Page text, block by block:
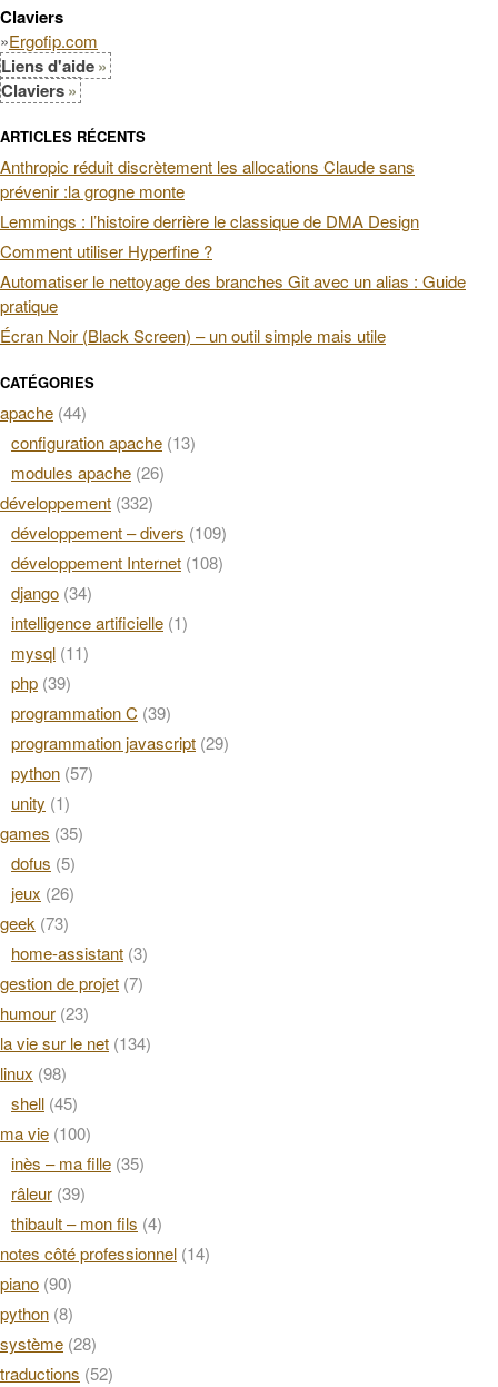
Claviers
»Ergofip.com
Liens d'aide
Claviers
ARTICLES RÉCENTS
Anthropic réduit discrètement les allocations Claude sans
prévenir :la grogne monte
Lemmings : l’histoire derrière le classique de DMA Design
Comment utiliser Hyperfine ?
Automatiser le nettoyage des branches Git avec un alias : Guide
pratique
Écran Noir (Black Screen) – un outil simple mais utile
CATÉGORIES
apache (44)
configuration apache (13)
modules apache (26)
développement (332)
développement – divers (109)
développement Internet (108)
django (34)
intelligence artificielle (1)
mysql (11)
php (39)
programmation C (39)
programmation javascript (29)
python (57)
unity (1)
games (35)
dofus (5)
jeux (26)
geek (73)
home-assistant (3)
gestion de projet (7)
humour (23)
la vie sur le net (134)
linux (98)
shell (45)
ma vie (100)
inès – ma fille (35)
râleur (39)
thibault – mon fils (4)
notes côté professionnel (14)
piano (90)
python (8)
système (28)
traductions (52)